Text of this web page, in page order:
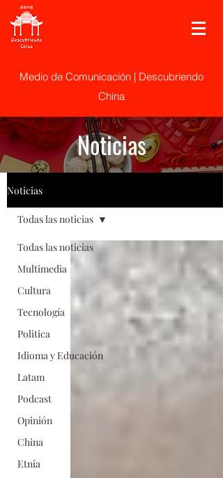
Medio de Comunicación | Descubriendo
China
Noticias
Noticias
Todas las noticias
Multimedia
Cultura
Tecnología
Politica
Idioma y Educación
Latam
Podcast
Opinión
China
Etnia
Todas las noticias